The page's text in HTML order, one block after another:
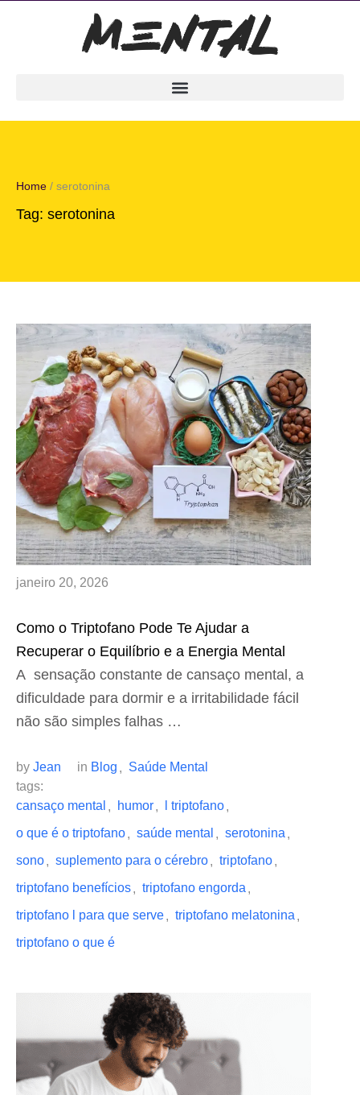
Home / serotonina
Tag: serotonina
janeiro 20, 2026
Como o Triptofano Pode Te Ajudar a
Recuperar o Equilíbrio e a Energia Mental
A sensação constante de cansaço mental, a
dificuldade para dormir e a irritabilidade fácil
não são simples falhas …
by Jean in Blog , Saúde Mental
tags:
cansaço mental , humor, l triptofano,
o que é o triptofano, saúde mental , serotonina ,
sono, suplemento para o cérebro, triptofano,
triptofano benefícios, triptofano engorda ,
triptofano l para que serve, triptofano melatonina ,
triptofano o que é